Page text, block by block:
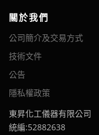
關於我們
公司簡介及交易方式
技術文件
公告
隱私權政策
東昇化工儀器有限公司
統編:52882638